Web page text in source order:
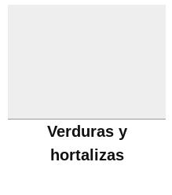
Verduras y
hortalizas